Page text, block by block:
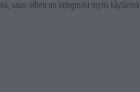
vaan siihen on integroitu myös